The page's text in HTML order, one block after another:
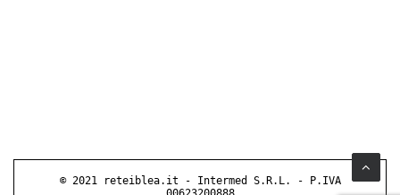
© 2021 reteiblea.it - Intermed S.R.L. - P.IVA